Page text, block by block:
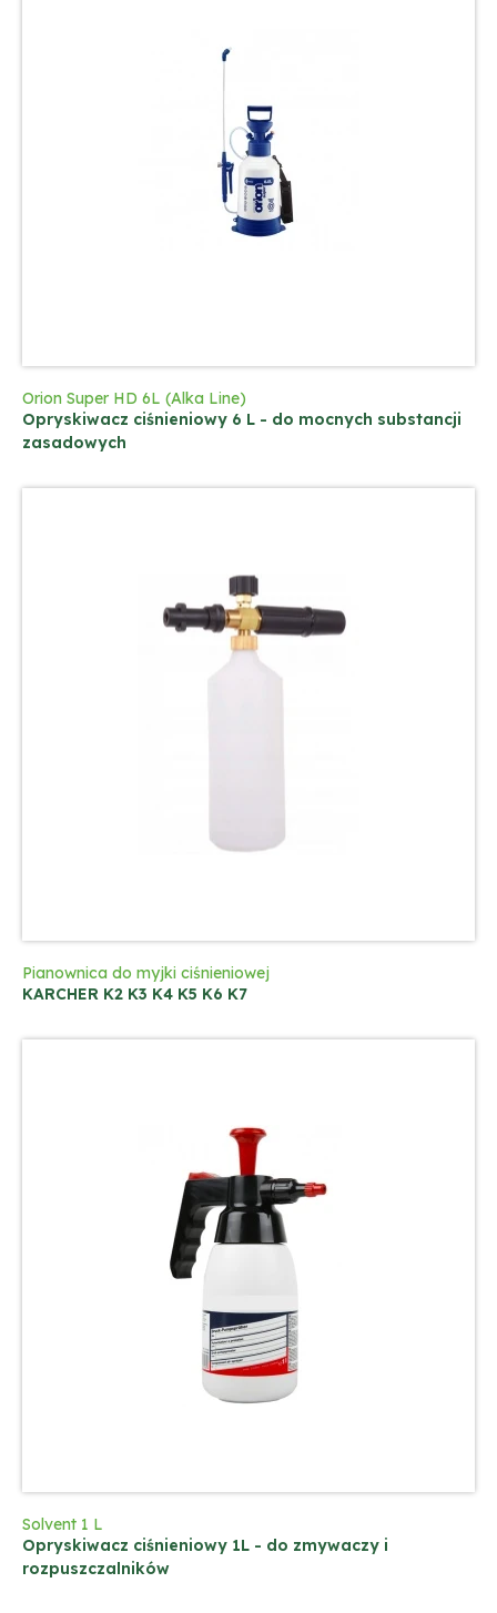
Orion Super HD 6L (Alka Line)
Opryskiwacz ciśnieniowy 6 L - do mocnych substancji
zasadowych
Pianownica do myjki ciśnieniowej
KARCHER K2 K3 K4 K5 K6 K7
Solvent 1 L
Opryskiwacz ciśnieniowy 1L - do zmywaczy i
rozpuszczalników